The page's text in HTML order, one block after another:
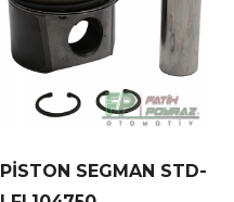
PİSTON SEGMAN STD-